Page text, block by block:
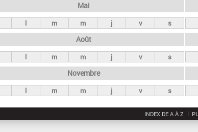
Mai
l m m j v s
Août
l m m j v s
Novembre
l m m j v s
INDEX DE A À Z